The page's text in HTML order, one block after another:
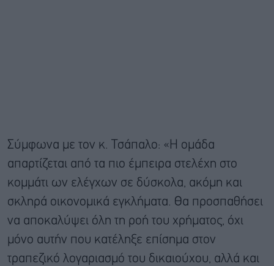
Σύμφωνα με τον κ. Τσάπαλο: «Η ομάδα
απαρτίζεται από τα πιο έμπειρα στελέχη στο
κομμάτι ων ελέγχων σε δύσκολα, ακόμη και
σκληρά οικονομικά εγκλήματα. Θα προσπαθήσει
να αποκαλύψει όλη τη ροή του χρήματος, όχι
μόνο αυτήν που κατέληξε επίσημα στον
τραπεζικό λογαριασμό του δικαιούχου, αλλά και